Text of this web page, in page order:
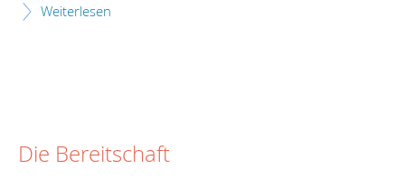
Weiterlesen
Die Bereitschaft